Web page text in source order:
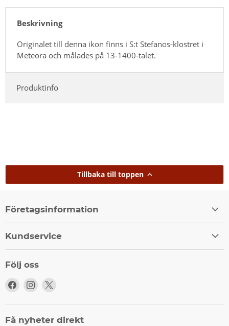
Beskrivning
Originalet till denna ikon finns i S:t Stefanos-klostret i
Meteora och målades på 13-1400-talet.
Produktinfo
Tillbaka till toppen
Företagsinformation
Kundservice
Följ oss
Följ
Facebook
Följ
Instagram
X
Få nyheter direkt